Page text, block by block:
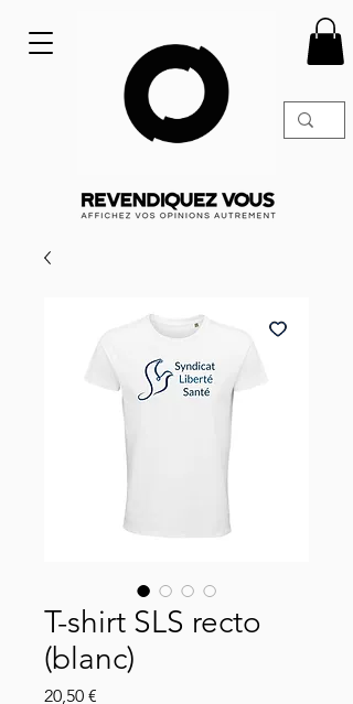
T-shirt SLS recto
(blanc)
20,50 €